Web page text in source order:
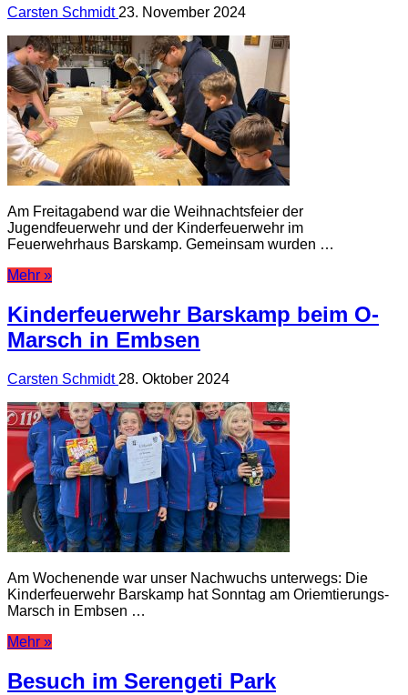
Carsten Schmidt 23. November 2024
Am Freitagabend war die Weihnachtsfeier der
Jugendfeuerwehr und der Kinderfeuerwehr im
Feuerwehrhaus Barskamp. Gemeinsam wurden …
Mehr »
Kinderfeuerwehr Barskamp beim O-
Marsch in Embsen
Carsten Schmidt 28. Oktober 2024
Am Wochenende war unser Nachwuchs unterwegs: Die
Kinderfeuerwehr Barskamp hat Sonntag am Oriemtierungs-
Marsch in Embsen …
Mehr »
Besuch im Serengeti Park